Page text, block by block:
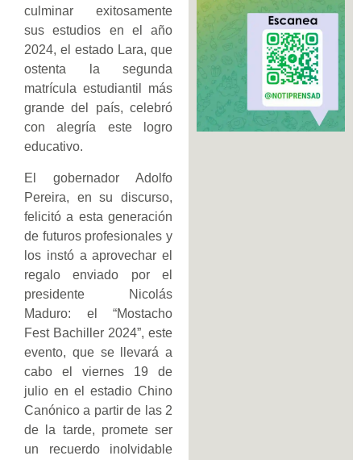
culminar exitosamente
sus estudios en el año
2024, el estado Lara, que
ostenta la segunda
matrícula estudiantil más
grande del país, celebró
con alegría este logro
educativo.
El gobernador Adolfo
Pereira, en su discurso,
felicitó a esta generación
de futuros profesionales y
los instó a aprovechar el
regalo enviado por el
presidente Nicolás
Maduro: el “Mostacho
Fest Bachiller 2024”, este
evento, que se llevará a
cabo el viernes 19 de
julio en el estadio Chino
Canónico a partir de las 2
de la tarde, promete ser
un recuerdo inolvidable